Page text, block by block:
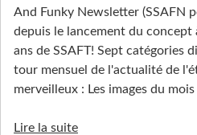
And Funky Newsletter (SSAFN
depuis le lancement du concept
ans de SSAFT! Sept catégories
tour mensuel de l'actualité de
merveilleux : Les images du mois
Lire la suite